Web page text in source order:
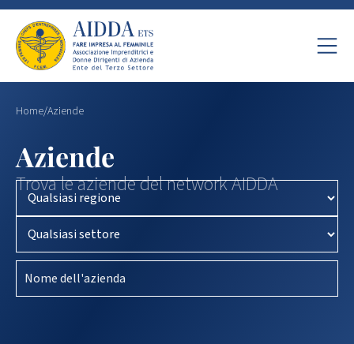
Home/Aziende
Aziende
Trova le aziende del network AIDDA